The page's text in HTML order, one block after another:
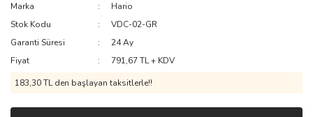
Marka
Hario
Stok Kodu
VDC-02-GR
Garanti Süresi
24 Ay
Fiyat
791,67 TL + KDV
183,30 TL den başlayan taksitlerle!!